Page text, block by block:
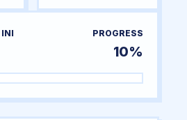
PROGRESS
10%